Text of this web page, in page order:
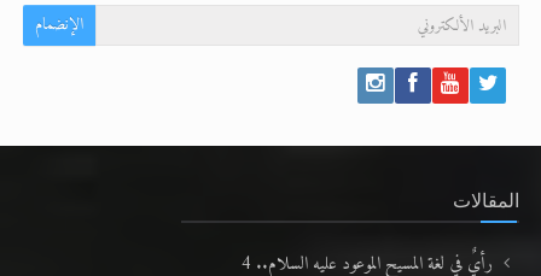
المقالات
رأيٌ في لغة المسيح الموعود عليه السلام.. 4
الهجرة: بحث عن الأمن والسلام في سبيل إرساء الأمن والسلام